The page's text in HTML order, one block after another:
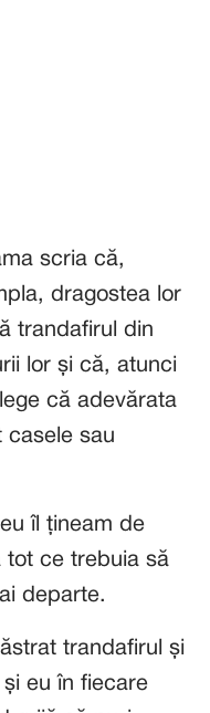
scria că,
dragostea lor
trandafirul din
lor și că, atunci
că adevărata
casele sau
îl țineam de
tot ce trebuia să
departe.
trandafirul și
eu în fiecare